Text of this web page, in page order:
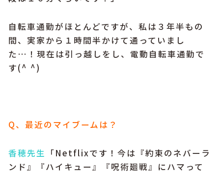
自転車通勤がほとんどですが、私は３年半もの
間、実家から１時間半かけて通っていまし
た…！現在は引っ越しをし、電動自転車通勤で
す(^ ^)
Q、最近のマイブームは？
香穂先生 「Netflixです！今は『約束のネバーラ
ンド』『ハイキュー』『呪術廻戦』にハマって